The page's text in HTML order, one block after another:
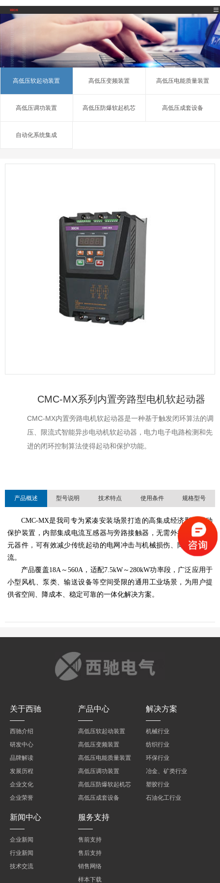
高低压软起动装置 高低压变频装置 高低压电能质量装置
高低压调功装置 高低压防爆软起机芯 高低压成套设备
自动化系统集成
CMC-MX系列内置旁路型电机软起动器
CMC-MX内置旁路电机软起动器是一种基于触发闭环算法的调
压、限流式智能异步电动机软起动器，电力电子电路检测和先
进的闭环控制算法使得起动和保护功能。
产品概述 型号说明 技术特点 使用条件 规格型号
CMC-MX是我司专为紧凑安装场景打造的高集成经济型软起动
保护装置，内部集成电流互感器与旁路接触器，无需外接额外旁路
元器件，可有效减少传统起动的电网冲击与机械损伤、降低起动电
流。
产品覆盖18A～560A，适配7.5kW～280kW功率段，广泛应用于
小型风机、泵类、输送设备等空间受限的通用工业场景，为用户提
供省空间、降成本、稳定可靠的一体化解决方案。
关于西驰
西驰介绍
研发中心
品牌解读
发展历程
企业文化
企业荣誉
产品中心
高低压软起动装置
高低压变频装置
高低压电能质量装置
高低压调功装置
高低压防爆软起机芯
高低压成套设备
解决方案
机械行业
纺织行业
环保行业
冶金、矿类行业
塑胶行业
石油化工行业
新闻中心
企业新闻
行业新闻
技术交流
服务支持
售前支持
售后支持
销售网络
样本下载